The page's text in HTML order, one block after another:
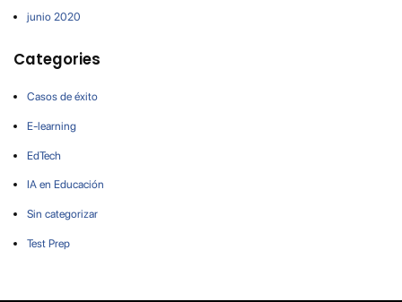
junio 2020
Categories
Casos de éxito
E-learning
EdTech
IA en Educación
Sin categorizar
Test Prep